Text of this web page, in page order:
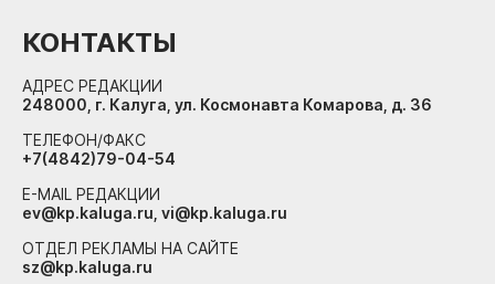
КОНТАКТЫ
АДРЕС РЕДАКЦИИ
248000, г. Калуга, ул. Космонавта Комарова, д. 36
ТЕЛЕФОН/ФАКС
+7(4842)79-04-54
E-MAIL РЕДАКЦИИ
ev@kp.kaluga.ru, vi@kp.kaluga.ru
ОТДЕЛ РЕКЛАМЫ НА САЙТЕ
sz@kp.kaluga.ru